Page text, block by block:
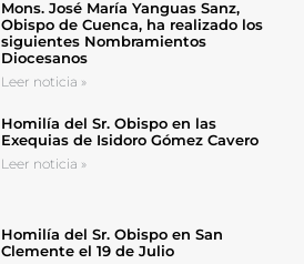
Mons. José María Yanguas Sanz,
Obispo de Cuenca, ha realizado los
siguientes Nombramientos
Diocesanos
Leer noticia »
Homilía del Sr. Obispo en las
Exequias de Isidoro Gómez Cavero
Leer noticia »
Homilía del Sr. Obispo en San
Clemente el 19 de Julio